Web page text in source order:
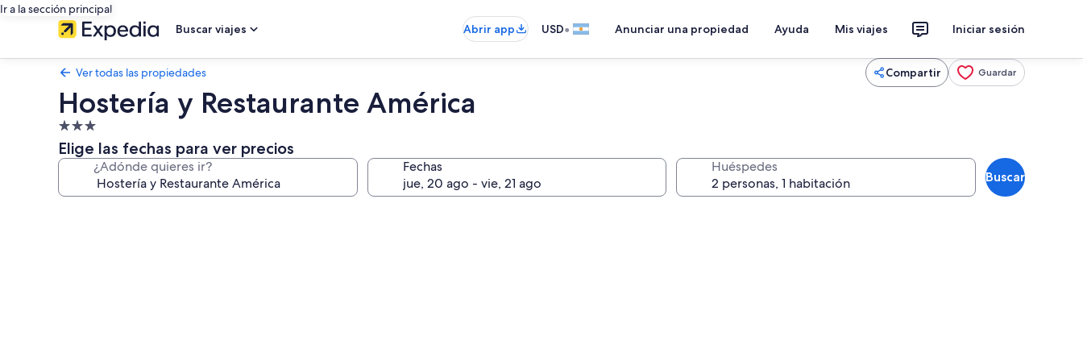
Ir a la sección principal
Buscar viajes
Abrir app USD• Anunciar una propiedad Ayuda Mis viajes Iniciar sesión
Ver todas las propiedades Compartir Guardar
Hostería y Restaurante América
Propiedad
de
3.0
estrellas
Elige las fechas para ver precios
¿Adónde quieres ir? Fechas Huéspedes
Buscar